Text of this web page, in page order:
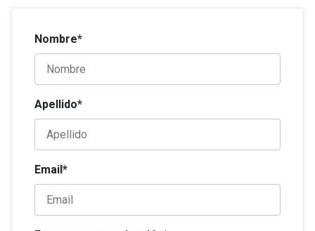
Nombre*
Apellido*
Email*